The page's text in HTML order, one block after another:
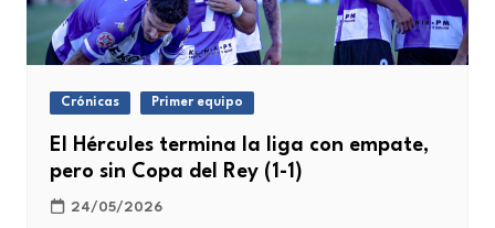
Crónicas Primer equipo
El Hércules termina la liga con empate,
pero sin Copa del Rey (1-1)
24/05/2026